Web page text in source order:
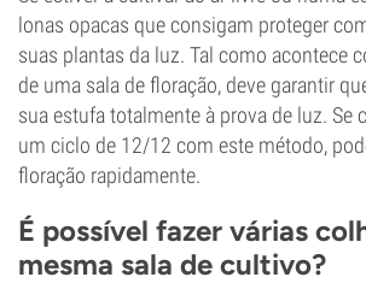
lonas opacas que consigam proteger
suas plantas da luz. Tal como acontece
de uma sala de floração, deve garantir
sua estufa totalmente à prova de luz. Se
um ciclo de 12/12 com este método,
floração rapidamente.
É possível fazer várias
mesma sala de cultivo?